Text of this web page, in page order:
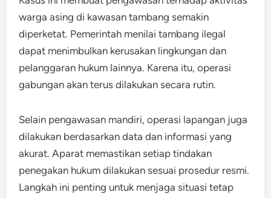
warga asing di kawasan tambang semakin
diperketat. Pemerintah menilai tambang ilegal
dapat menimbulkan kerusakan lingkungan dan
pelanggaran hukum lainnya. Karena itu, operasi
gabungan akan terus dilakukan secara rutin.
Selain pengawasan mandiri, operasi lapangan juga
dilakukan berdasarkan data dan informasi yang
akurat. Aparat memastikan setiap tindakan
penegakan hukum dilakukan sesuai prosedur resmi.
Langkah ini penting untuk menjaga situasi tetap